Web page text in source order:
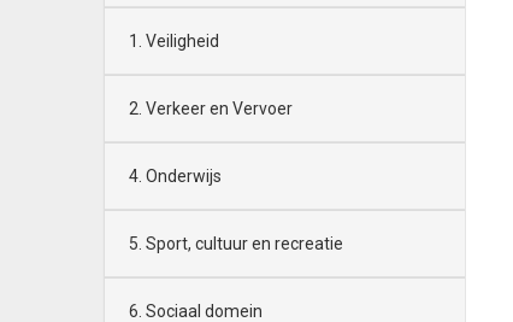
1. Veiligheid
2. Verkeer en Vervoer
4. Onderwijs
5. Sport, cultuur en recreatie
6. Sociaal domein